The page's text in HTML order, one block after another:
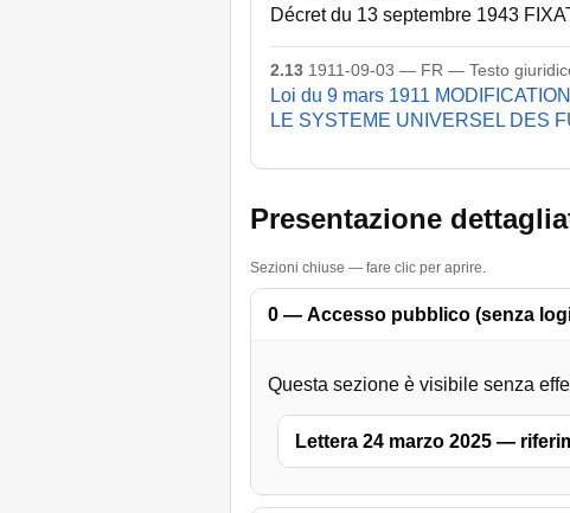
Décret du 13 septembre 1943
2.13 1911-09-03 — FR — Testo
Loi du 9 mars 1911
LE SYSTEME UNIVERSEL DES
Presentazione
Sezioni chiuse — fare clic per aprire.
0 — Accesso pubblico (senza
Questa sezione è visibile senza
Lettera 24 marzo 2025 —